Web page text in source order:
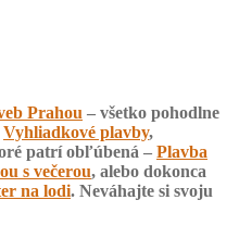
Prahou – všetko pohodlne
Vyhliadkové plavby,
patrí obľúbená – Plavba
s večerou, alebo dokonca
na lodi. Neváhajte si svoju